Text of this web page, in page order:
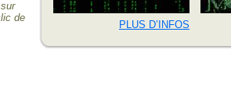
de
PLUS D’INFOS